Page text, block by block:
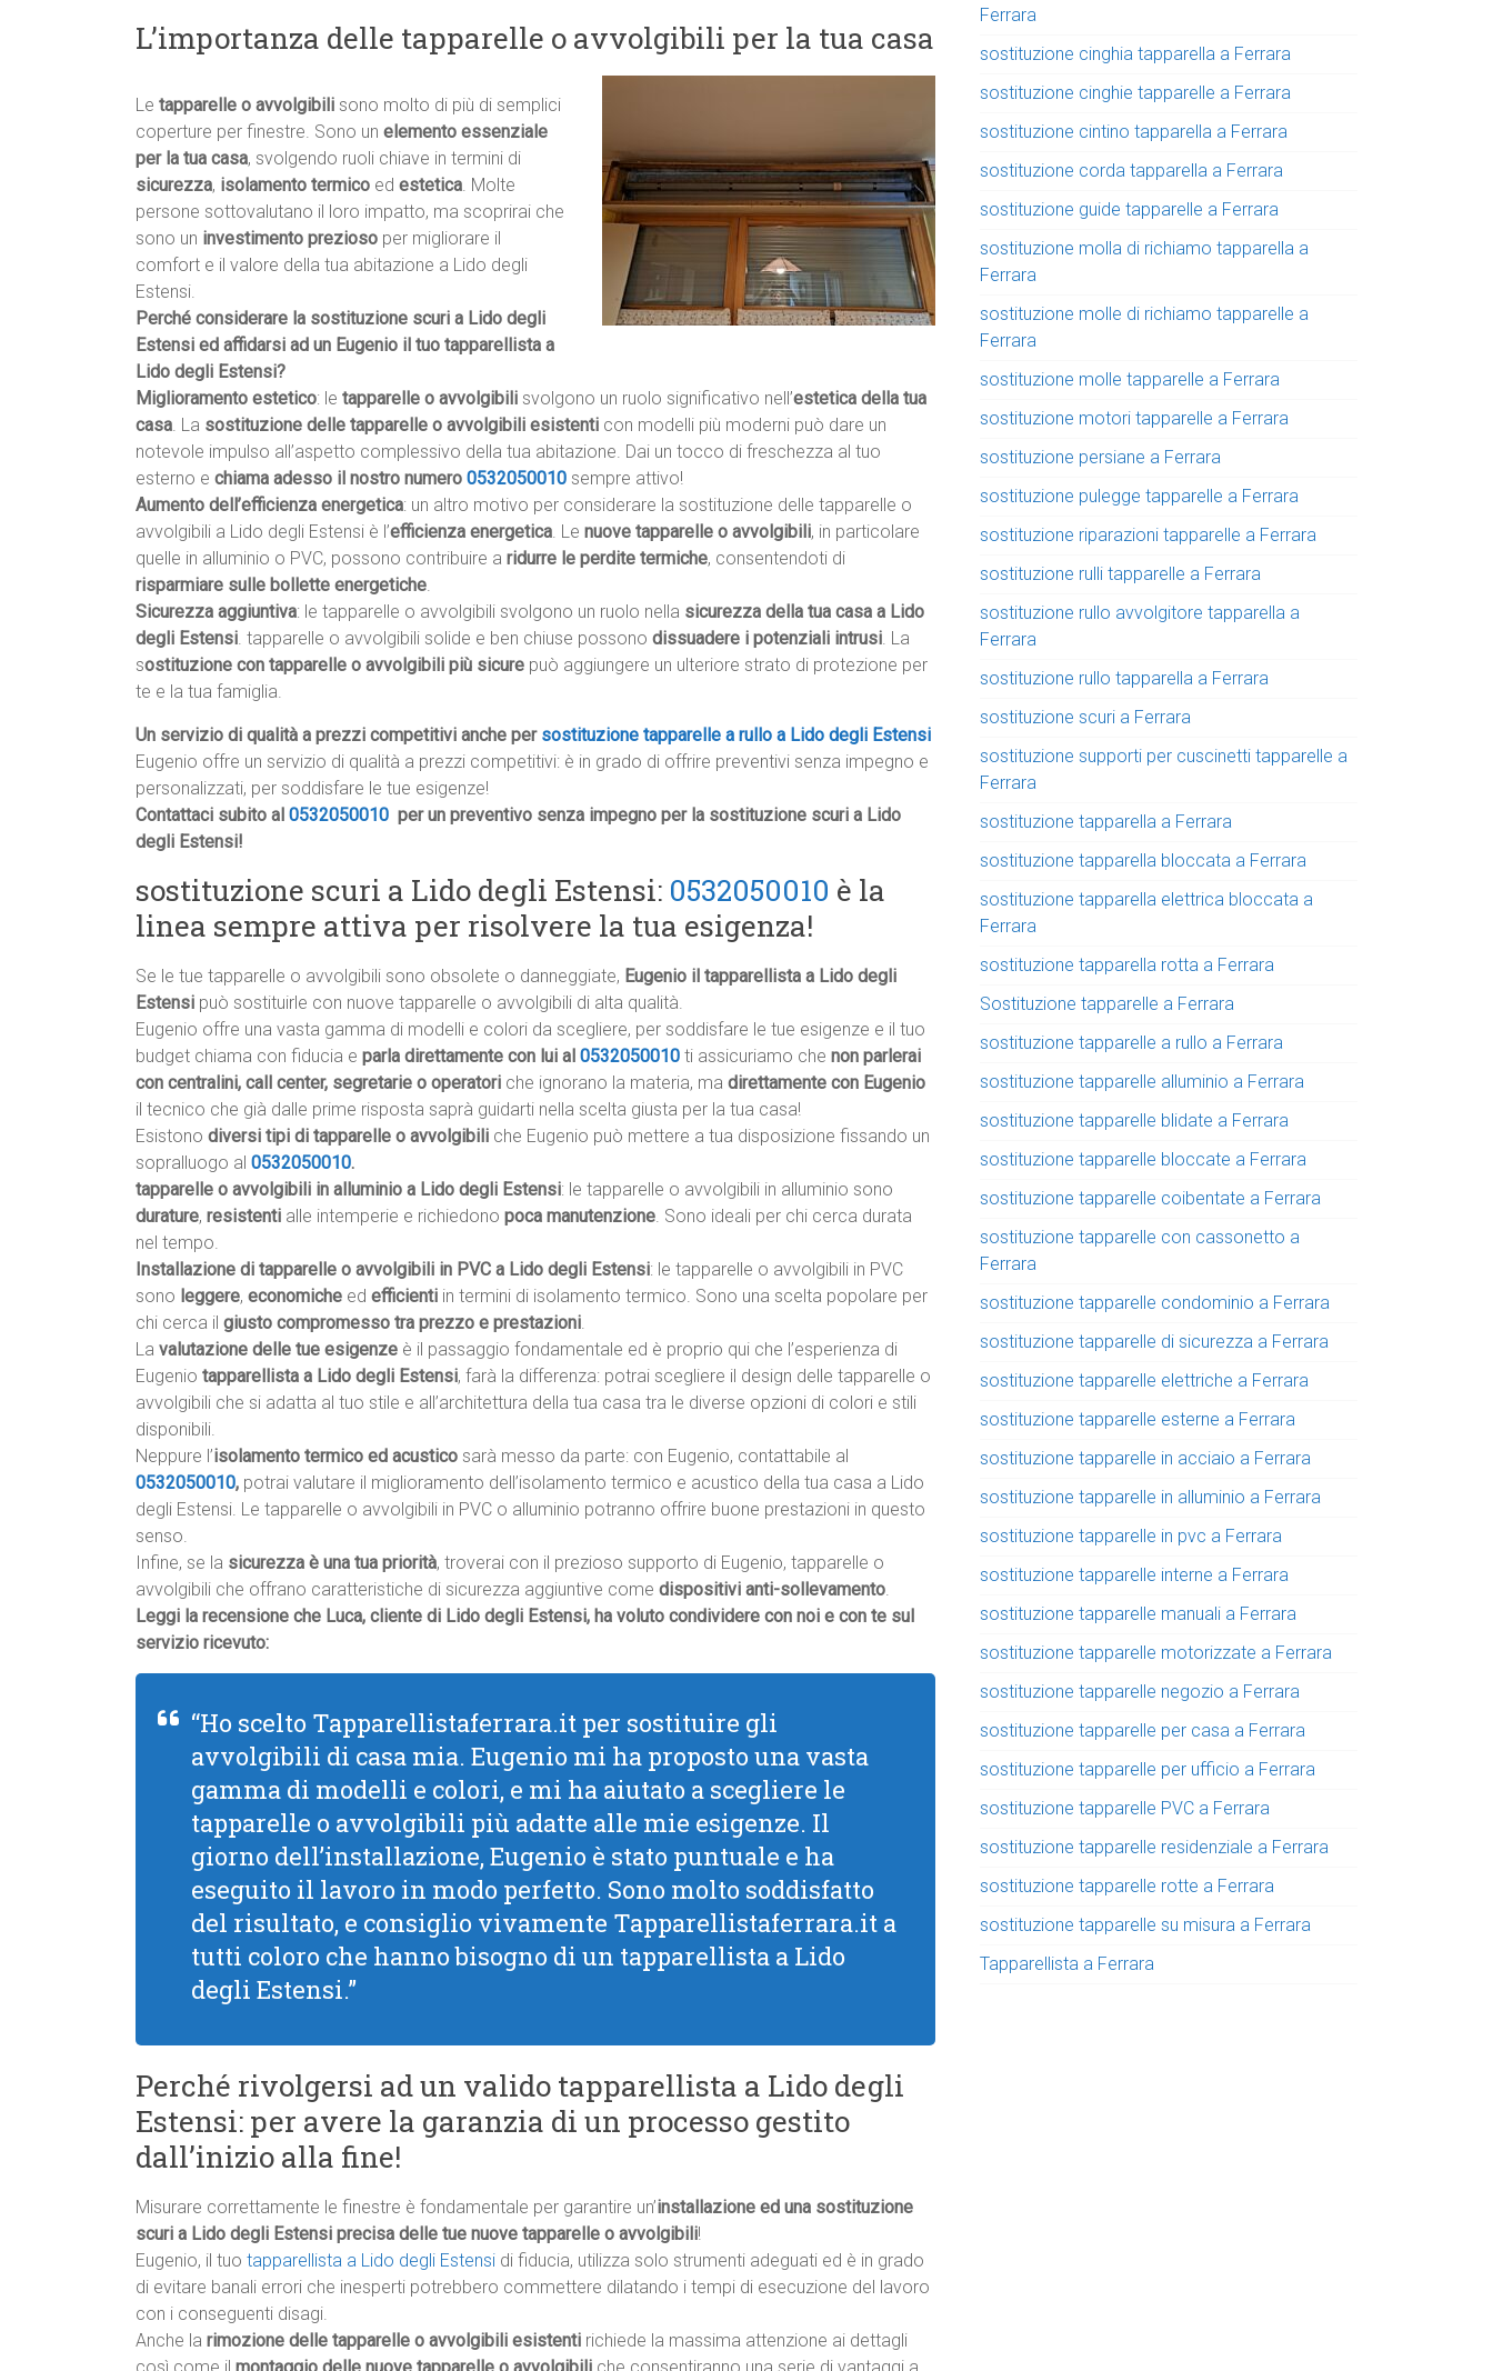
L’importanza delle tapparelle o avvolgibili per la tua casa
Le tapparelle o avvolgibili sono molto di più di semplici
coperture per finestre. Sono un elemento essenziale
per la tua casa, svolgendo ruoli chiave in termini di
sicurezza, isolamento termico ed estetica. Molte
persone sottovalutano il loro impatto, ma scoprirai che
sono un investimento prezioso per migliorare il
comfort e il valore della tua abitazione a Lido degli
Estensi.
Perché considerare la sostituzione scuri a Lido degli
Estensi ed affidarsi ad un Eugenio il tuo tapparellista a
Lido degli Estensi?
Miglioramento estetico: le tapparelle o avvolgibili svolgono un ruolo significativo nell’estetica della tua
casa. La sostituzione delle tapparelle o avvolgibili esistenti con modelli più moderni può dare un
notevole impulso all’aspetto complessivo della tua abitazione. Dai un tocco di freschezza al tuo
esterno e chiama adesso il nostro numero 0532050010 sempre attivo!
Aumento dell’efficienza energetica: un altro motivo per considerare la sostituzione delle tapparelle o
avvolgibili a Lido degli Estensi è l’efficienza energetica. Le nuove tapparelle o avvolgibili, in particolare
quelle in alluminio o PVC, possono contribuire a ridurre le perdite termiche, consentendoti di
risparmiare sulle bollette energetiche.
Sicurezza aggiuntiva: le tapparelle o avvolgibili svolgono un ruolo nella sicurezza della tua casa a Lido
degli Estensi. tapparelle o avvolgibili solide e ben chiuse possono dissuadere i potenziali intrusi. La
sostituzione con tapparelle o avvolgibili più sicure può aggiungere un ulteriore strato di protezione per
te e la tua famiglia.
Un servizio di qualità a prezzi competitivi anche per sostituzione tapparelle a rullo a Lido degli Estensi
Eugenio offre un servizio di qualità a prezzi competitivi: è in grado di offrire preventivi senza impegno e
personalizzati, per soddisfare le tue esigenze!
Contattaci subito al 0532050010 per un preventivo senza impegno per la sostituzione scuri a Lido
degli Estensi!
sostituzione scuri a Lido degli Estensi: 0532050010 è la
linea sempre attiva per risolvere la tua esigenza!
Se le tue tapparelle o avvolgibili sono obsolete o danneggiate, Eugenio il tapparellista a Lido degli
Estensi può sostituirle con nuove tapparelle o avvolgibili di alta qualità.
Eugenio offre una vasta gamma di modelli e colori da scegliere, per soddisfare le tue esigenze e il tuo
budget chiama con fiducia e parla direttamente con lui al 0532050010 ti assicuriamo che non parlerai
con centralini, call center, segretarie o operatori che ignorano la materia, ma direttamente con Eugenio
il tecnico che già dalle prime risposta saprà guidarti nella scelta giusta per la tua casa!
Esistono diversi tipi di tapparelle o avvolgibili che Eugenio può mettere a tua disposizione fissando un
sopralluogo al 0532050010.
tapparelle o avvolgibili in alluminio a Lido degli Estensi: le tapparelle o avvolgibili in alluminio sono
durature, resistenti alle intemperie e richiedono poca manutenzione. Sono ideali per chi cerca durata
nel tempo.
Installazione di tapparelle o avvolgibili in PVC a Lido degli Estensi: le tapparelle o avvolgibili in PVC
sono leggere, economiche ed efficienti in termini di isolamento termico. Sono una scelta popolare per
chi cerca il giusto compromesso tra prezzo e prestazioni.
La valutazione delle tue esigenze è il passaggio fondamentale ed è proprio qui che l’esperienza di
Eugenio tapparellista a Lido degli Estensi, farà la differenza: potrai scegliere il design delle tapparelle o
avvolgibili che si adatta al tuo stile e all’architettura della tua casa tra le diverse opzioni di colori e stili
disponibili.
Neppure l’isolamento termico ed acustico sarà messo da parte: con Eugenio, contattabile al
0532050010, potrai valutare il miglioramento dell’isolamento termico e acustico della tua casa a Lido
degli Estensi. Le tapparelle o avvolgibili in PVC o alluminio potranno offrire buone prestazioni in questo
senso.
Infine, se la sicurezza è una tua priorità, troverai con il prezioso supporto di Eugenio, tapparelle o
avvolgibili che offrano caratteristiche di sicurezza aggiuntive come dispositivi anti-sollevamento.
Leggi la recensione che Luca, cliente di Lido degli Estensi, ha voluto condividere con noi e con te sul
servizio ricevuto:
“Ho scelto Tapparellistaferrara.it per sostituire gli
avvolgibili di casa mia. Eugenio mi ha proposto una vasta
gamma di modelli e colori, e mi ha aiutato a scegliere le
tapparelle o avvolgibili più adatte alle mie esigenze. Il
giorno dell’installazione, Eugenio è stato puntuale e ha
eseguito il lavoro in modo perfetto. Sono molto soddisfatto
del risultato, e consiglio vivamente Tapparellistaferrara.it a
tutti coloro che hanno bisogno di un tapparellista a Lido
degli Estensi.”
Perché rivolgersi ad un valido tapparellista a Lido degli
Estensi: per avere la garanzia di un processo gestito
dall’inizio alla fine!
Misurare correttamente le finestre è fondamentale per garantire un’installazione ed una sostituzione
scuri a Lido degli Estensi precisa delle tue nuove tapparelle o avvolgibili!
Eugenio, il tuo tapparellista a Lido degli Estensi di fiducia, utilizza solo strumenti adeguati ed è in grado
di evitare banali errori che inesperti potrebbero commettere dilatando i tempi di esecuzione del lavoro
con i conseguenti disagi.
Anche la rimozione delle tapparelle o avvolgibili esistenti richiede la massima attenzione ai dettagli
Ferrara
sostituzione cinghia tapparella a Ferrara
sostituzione cinghie tapparelle a Ferrara
sostituzione cintino tapparella a Ferrara
sostituzione corda tapparella a Ferrara
sostituzione guide tapparelle a Ferrara
sostituzione molla di richiamo tapparella a
Ferrara
sostituzione molle di richiamo tapparelle a
Ferrara
sostituzione molle tapparelle a Ferrara
sostituzione motori tapparelle a Ferrara
sostituzione persiane a Ferrara
sostituzione pulegge tapparelle a Ferrara
sostituzione riparazioni tapparelle a Ferrara
sostituzione rulli tapparelle a Ferrara
sostituzione rullo avvolgitore tapparella a
Ferrara
sostituzione rullo tapparella a Ferrara
sostituzione scuri a Ferrara
sostituzione supporti per cuscinetti tapparelle a
Ferrara
sostituzione tapparella a Ferrara
sostituzione tapparella bloccata a Ferrara
sostituzione tapparella elettrica bloccata a
Ferrara
sostituzione tapparella rotta a Ferrara
Sostituzione tapparelle a Ferrara
sostituzione tapparelle a rullo a Ferrara
sostituzione tapparelle alluminio a Ferrara
sostituzione tapparelle blidate a Ferrara
sostituzione tapparelle bloccate a Ferrara
sostituzione tapparelle coibentate a Ferrara
sostituzione tapparelle con cassonetto a
Ferrara
sostituzione tapparelle condominio a Ferrara
sostituzione tapparelle di sicurezza a Ferrara
sostituzione tapparelle elettriche a Ferrara
sostituzione tapparelle esterne a Ferrara
sostituzione tapparelle in acciaio a Ferrara
sostituzione tapparelle in alluminio a Ferrara
sostituzione tapparelle in pvc a Ferrara
sostituzione tapparelle interne a Ferrara
sostituzione tapparelle manuali a Ferrara
sostituzione tapparelle motorizzate a Ferrara
sostituzione tapparelle negozio a Ferrara
sostituzione tapparelle per casa a Ferrara
sostituzione tapparelle per ufficio a Ferrara
sostituzione tapparelle PVC a Ferrara
sostituzione tapparelle residenziale a Ferrara
sostituzione tapparelle rotte a Ferrara
sostituzione tapparelle su misura a Ferrara
Tapparellista a Ferrara